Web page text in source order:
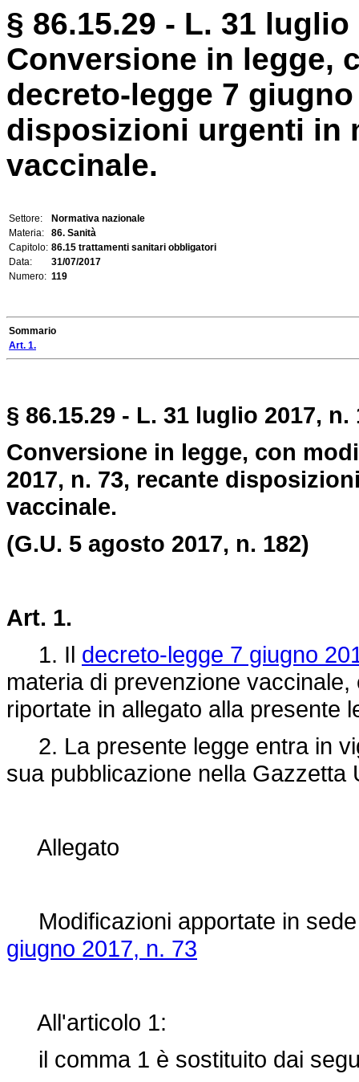
§ 86.15.29 - L. 31 luglio
Conversione in legge,
decreto-legge 7
disposizioni urgenti in
vaccinale.
Settore:
Normativa nazionale
Materia:
86. Sanità
Capitolo: 86.15 trattamenti sanitari obbligatori
Data:
31/07/2017
Numero: 119
Sommario
Art. 1.
§ 86.15.29 - L. 31 luglio 2017, n.
Conversione in legge, con
2017, n. 73, recante
vaccinale.
(G.U. 5 agosto 2017, n. 182)
Art. 1.
1. Il decreto-legge 7 giugno
materia di prevenzione
riportate in allegato alla presente
2. La presente legge entra in
sua pubblicazione nella Gazzetta
Allegato
Modificazioni apportate in
giugno 2017, n. 73
All'articolo 1:
il comma 1 è sostituito dai